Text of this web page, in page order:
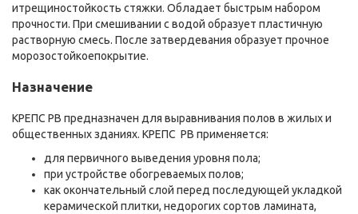
итрещиностойкость стяжки. Обладает быстрым набором
прочности. При смешивании с водой образует пластичную
растворную смесь. После затвердевания образует прочное
морозостойкоепокрытие.
Назначение
КРЕПС РВ предназначен для выравнивания полов в жилых и
общественных зданиях. КРЕПС РВ применяется:
для первичного выведения уровня пола;
при устройстве обогреваемых полов;
как окончательный слой перед последующей укладкой
керамической плитки, недорогих сортов ламината,